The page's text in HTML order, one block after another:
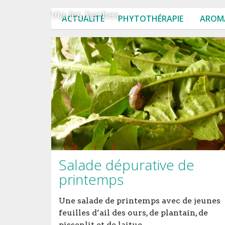
Via-les-herbes
ACTUALITÉ PHYTOTHÉRAPIE
Salade dépurative de
printemps
Une salade de printemps avec de jeunes
feuilles d’ail des ours, de plantain, de